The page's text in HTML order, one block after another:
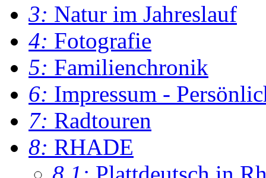
3: Natur im Jahreslauf
4: Fotografie
5: Familienchronik
6: Impressum -
7: Radtouren
8: RHADE